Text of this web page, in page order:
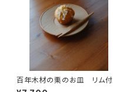
百年木材の栗のお皿 リム付
き